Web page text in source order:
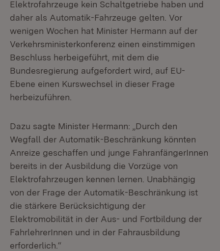
Elektrofahrzeuge kein Schaltgetriebe haben und
daher als Automatik-Fahrzeuge gelten. Vor
wenigen Wochen hat Minister Hermann auf der
Verkehrsministerkonferenz einen einstimmigen
Beschluss herbeigeführt, mit dem die
Bundesregierung aufgefordert wird, auf EU-
Ebene einen Kurswechsel in dieser Frage
herbeizuführen.
Dazu sagte Minister Hermann: „Durch den
Wegfall der Automatik-Beschränkung könnten
Anreize geschaffen und junge FahranfängerInnen
bereits in der Ausbildung die Vorzüge von
Elektrofahrzeugen kennen lernen. Unabhängig
von der Frage der Automatik-Beschränkung ist
die stärkere Berücksichtigung der
Elektromobilität in der Aus- und Fortbildung der
FahrlehrerInnen und in der Fahrausbildung
erforderlich.“